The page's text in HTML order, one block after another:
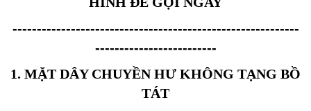
-----------------------------------------------------------
-------------------------
1. MẶT DÂY CHUYỀN HƯ KHÔNG TẠNG BỒ
TÁT